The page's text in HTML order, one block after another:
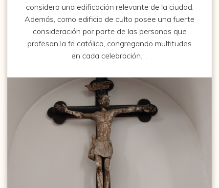
considera una edificación relevante de la ciudad.
Además, como edificio de culto posee una fuerte
consideración por parte de las personas que
profesan la fe católica, congregando multitudes
en cada celebración. .